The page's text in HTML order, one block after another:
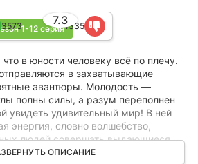
1-12 серия
7.3
3573 1335
в юности человеку всё по плечу.
в захватывающие
авантюры. Молодость —
полны силы, а разум переполнен
увидеть удивительный мир! В ней
энергия, словно волшебство,
людей совершать выдающиеся
сериал рассказывает о гладиаторе
ОПИСАНИЕ